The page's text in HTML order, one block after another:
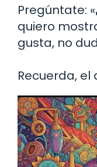
Pregúntate:
quiero
gusta, no
Recuerda, el